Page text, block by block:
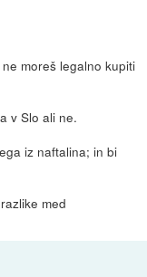
moreš legalno kupiti
v Slo ali ne.
iz naftalina; in bi
med